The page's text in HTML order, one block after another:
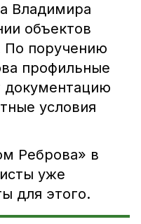
Владимира
объектов
По поручению
профильные
документацию
условия
Реброва» в
уже
для этого.